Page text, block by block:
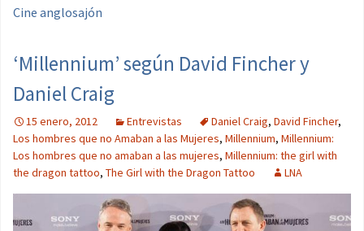
Cine anglosajón
‘Millennium’ según David Fincher y
Daniel Craig
15 enero, 2012 Entrevistas Daniel Craig, David Fincher,
Los hombres que no Amaban a las Mujeres, Millennium, Millennium:
Los hombres que no amaban a las mujeres, Millennium: the girl with
the dragon tattoo, The Girl with the Dragon Tattoo LNA